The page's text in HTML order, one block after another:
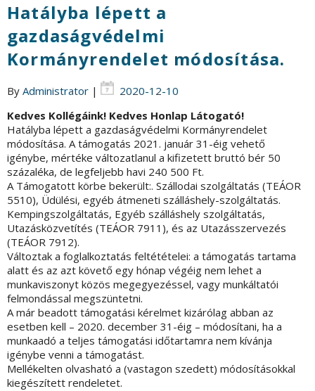
Hatályba lépett a
gazdaságvédelmi
Kormányrendelet módosítása.
By Administrator |
2020-12-10
Kedves Kollégáink! Kedves Honlap Látogató!
Hatályba lépett a gazdaságvédelmi Kormányrendelet
módosítása. A támogatás 2021. január 31-éig vehető
igénybe, mértéke változatlanul a kifizetett bruttó bér 50
százaléka, de legfeljebb havi 240 500 Ft.
A Támogatott körbe bekerült:. Szállodai szolgáltatás (TEÁOR
5510), Üdülési, egyéb átmeneti szálláshely-szolgáltatás.
Kempingszolgáltatás, Egyéb szálláshely szolgáltatás,
Utazásközvetítés (TEÁOR 7911), és az Utazásszervezés
(TEÁOR 7912).
Változtak a foglalkoztatás feltétételei: a támogatás tartama
alatt és az azt követő egy hónap végéig nem lehet a
munkaviszonyt közös megegyezéssel, vagy munkáltatói
felmondással megszüntetni.
A már beadott támogatási kérelmet kizárólag abban az
esetben kell – 2020. december 31-éig – módosítani, ha a
munkaadó a teljes támogatási időtartamra nem kívánja
igénybe venni a támogatást.
Mellékelten olvasható a (vastagon szedett) módosításokkal
kiegészített rendeletet.